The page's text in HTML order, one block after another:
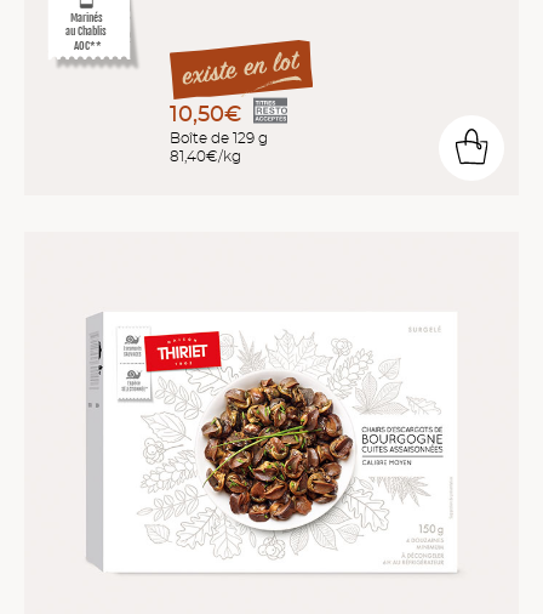
Marinés
au Chablis
AOC**
10,50€
Boîte de 129 g
81,40€/kg